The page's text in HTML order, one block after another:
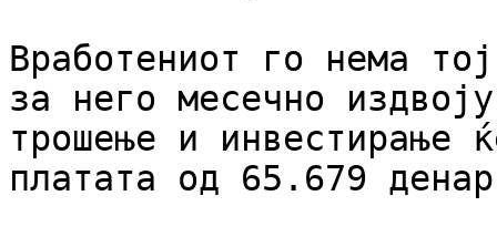
Вработениот го нема
за него месечно
трошење и инвестирање
платата од 65.679